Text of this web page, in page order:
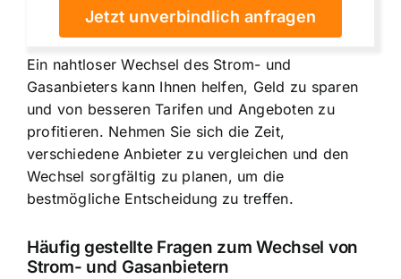
Jetzt unverbindlich anfragen
Ein nahtloser Wechsel des Strom- und
Gasanbieters kann Ihnen helfen, Geld zu sparen
und von besseren Tarifen und Angeboten zu
profitieren. Nehmen Sie sich die Zeit,
verschiedene Anbieter zu vergleichen und den
Wechsel sorgfältig zu planen, um die
bestmögliche Entscheidung zu treffen.
Häufig gestellte Fragen zum Wechsel von
Strom- und Gasanbietern